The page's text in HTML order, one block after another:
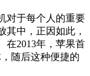
对于每个人的重要
其中，正因如此，
在2013年，苹果首
随后这种便捷的